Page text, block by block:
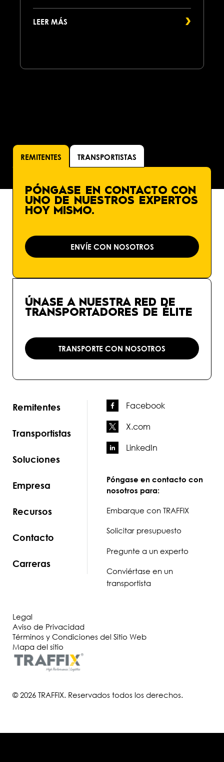
LEER MÁS
REMITENTES TRANSPORTISTAS
PÓNGASE EN CONTACTO CON
UNO DE NUESTROS EXPERTOS
HOY MISMO.
ENVÍE CON NOSOTROS
ÚNASE A NUESTRA RED DE
TRANSPORTADORES DE ÉLITE
TRANSPORTE CON NOSOTROS
Remitentes
Transportistas
Soluciones
Empresa
Recursos
Contacto
Carreras
Facebook
X.com
LinkedIn
Póngase en contacto con
nosotros para:
Embarque con TRAFFIX
Solicitar presupuesto
Pregunte a un experto
Conviértase en un
transportista
© 2026 TRAFFIX. Reservados todos los derechos.
Legal
Aviso de Privacidad
Términos y Condiciones del Sitio Web
Mapa del sitio